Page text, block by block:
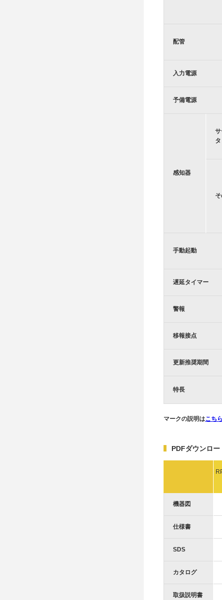
配管
入力電源
予備電源
感知器
タ
手動起動
遅延タイマー
警報
移報接点
更新推奨期間
特長
マークの説明はこち
PDFダウンロー
機器図
仕様書
SDS
カタログ
取扱説明書